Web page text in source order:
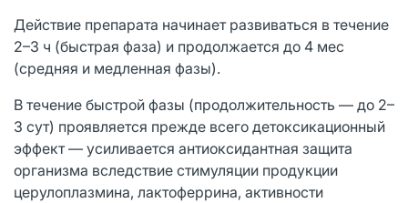
Действие препарата начинает развиваться в течение
2–3 ч (быстрая фаза) и продолжается до 4 мес
(средняя и медленная фазы).
В течение быстрой фазы (продолжительность — до 2–
3 сут) проявляется прежде всего детоксикационный
эффект — усиливается антиоксидантная защита
организма вследствие стимуляции продукции
церулоплазмина, лактоферрина, активности